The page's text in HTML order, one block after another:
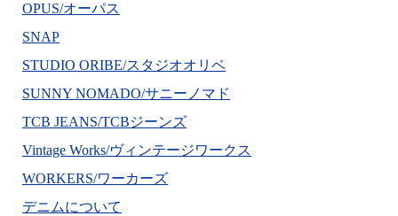
OPUS/オーパス
SNAP
STUDIO ORIBE/スタジオオリベ
SUNNY NOMADO/サニーノマド
TCB JEANS/TCBジーンズ
Vintage Works/ヴィンテージワークス
WORKERS/ワーカーズ
デニムについて